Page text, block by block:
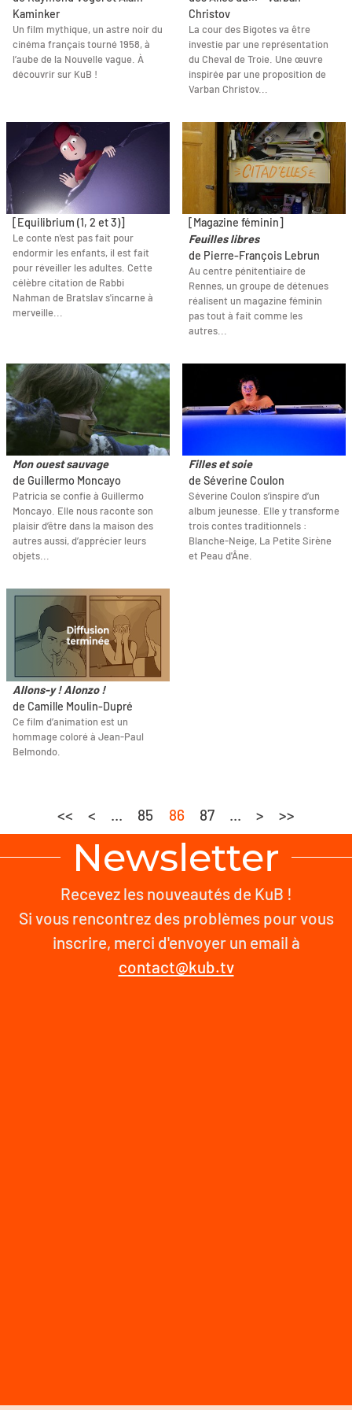
Kaminker
Un film mythique, un astre noir du
cinéma français tourné 1958, à
l’aube de la Nouvelle vague. À
découvrir sur KuB !
Christov
La cour des Bigotes va être
investie par une représentation
du Cheval de Troie. Une œuvre
inspirée par une proposition de
Varban Christov...
[Equilibrium (1, 2 et 3)]
Le conte n'est pas fait pour
endormir les enfants, il est fait
pour réveiller les adultes. Cette
célèbre citation de Rabbi
Nahman de Bratslav s'incarne à
merveille...
[Magazine féminin]
Feuilles libres
de Pierre-François Lebrun
Au centre pénitentiaire de
Rennes, un groupe de détenues
réalisent un magazine féminin
pas tout à fait comme les
autres...
Mon ouest sauvage
de Guillermo Moncayo
Patricia se confie à Guillermo
Moncayo. Elle nous raconte son
plaisir d’être dans la maison des
autres aussi, d’apprécier leurs
objets...
Filles et soie
de Séverine Coulon
Séverine Coulon s’inspire d’un
album jeunesse. Elle y transforme
trois contes traditionnels :
Blanche-Neige, La Petite Sirène
et Peau d'Âne.
Allons-y ! Alonzo !
de Camille Moulin-Dupré
Ce film d’animation est un
hommage coloré à Jean-Paul
Belmondo.
<< < ... 85 86 87 ... > >>
Newsletter
Recevez les nouveautés de KuB !
Si vous rencontrez des problèmes pour vous
inscrire, merci d'envoyer un email à
contact@kub.tv